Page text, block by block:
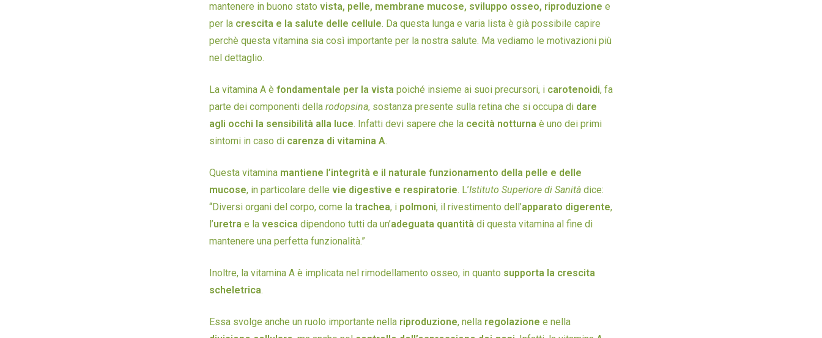
mantenere in buono stato vista, pelle, membrane mucose, sviluppo osseo, riproduzione e
per la crescita e la salute delle cellule. Da questa lunga e varia lista è già possibile capire
perchè questa vitamina sia così importante per la nostra salute. Ma vediamo le motivazioni più
nel dettaglio.
La vitamina A è fondamentale per la vista poiché insieme ai suoi precursori, i carotenoidi, fa
parte dei componenti della rodopsina, sostanza presente sulla retina che si occupa di dare
agli occhi la sensibilità alla luce. Infatti devi sapere che la cecità notturna è uno dei primi
sintomi in caso di carenza di vitamina A.
Questa vitamina mantiene l’integrità e il naturale funzionamento della pelle e delle
mucose, in particolare delle vie digestive e respiratorie. L’Istituto Superiore di Sanità dice:
“Diversi organi del corpo, come la trachea, i polmoni, il rivestimento dell’apparato digerente,
l’uretra e la vescica dipendono tutti da un’adeguata quantità di questa vitamina al fine di
mantenere una perfetta funzionalità.”
Inoltre, la vitamina A è implicata nel rimodellamento osseo, in quanto supporta la crescita
scheletrica.
Essa svolge anche un ruolo importante nella riproduzione, nella regolazione e nella